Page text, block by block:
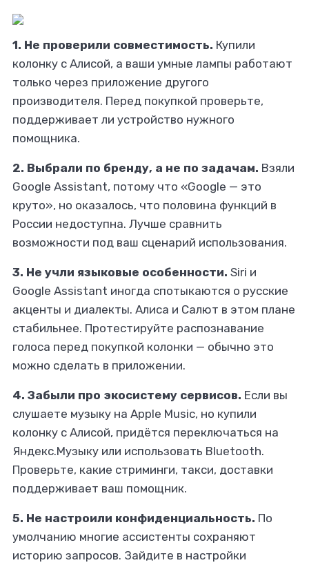
1. Не проверили совместимость. Купили
колонку с Алисой, а ваши умные лампы работают
только через приложение другого
производителя. Перед покупкой проверьте,
поддерживает ли устройство нужного
помощника.
2. Выбрали по бренду, а не по задачам. Взяли
Google Assistant, потому что «Google — это
круто», но оказалось, что половина функций в
России недоступна. Лучше сравнить
возможности под ваш сценарий использования.
3. Не учли языковые особенности. Siri и
Google Assistant иногда спотыкаются о русские
акценты и диалекты. Алиса и Салют в этом плане
стабильнее. Протестируйте распознавание
голоса перед покупкой колонки — обычно это
можно сделать в приложении.
4. Забыли про экосистему сервисов. Если вы
слушаете музыку на Apple Music, но купили
колонку с Алисой, придётся переключаться на
Яндекс.Музыку или использовать Bluetooth.
Проверьте, какие стриминги, такси, доставки
поддерживает ваш помощник.
5. Не настроили конфиденциальность. По
умолчанию многие ассистенты сохраняют
историю запросов. Зайдите в настройки